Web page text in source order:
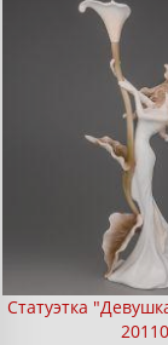
Статуэтка